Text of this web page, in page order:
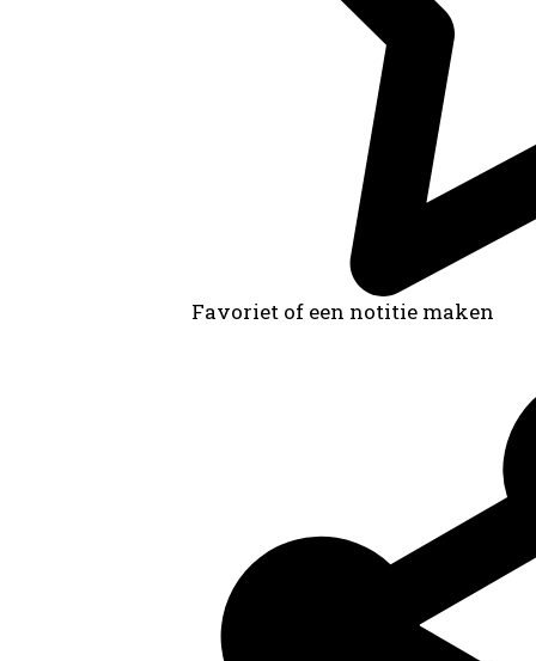
Favoriet of een notitie maken